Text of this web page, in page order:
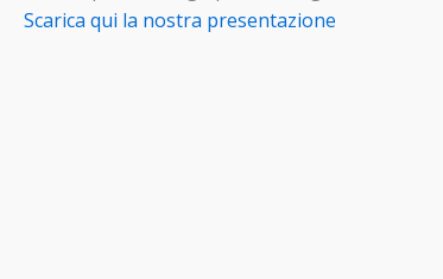
Scarica qui la nostra presentazione